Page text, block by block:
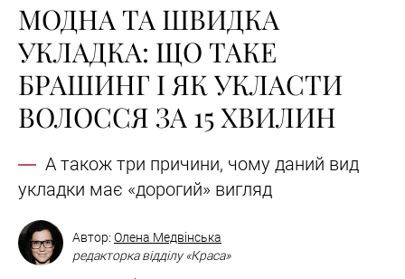
МОДНА ТА ШВИДКА
УКЛАДКА: ЩО ТАКЕ
БРАШИНГ І ЯК УКЛАСТИ
ВОЛОССЯ ЗА 15 ХВИЛИН
А також три причини, чому даний вид
укладки має «дорогий» вигляд
Автор: Олена Медвінська
редакторка відділу «Краса»